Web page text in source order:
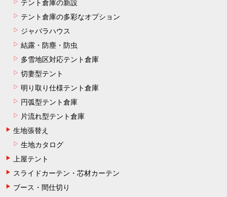
テント倉庫の新設
テント倉庫の多彩なオプション
ジャバラハウス
結露・防塵・防虫
多雪地区対応テント倉庫
切妻型テント
明り取り仕様テント倉庫
円弧型テント倉庫
片流れ型テント倉庫
生地張替え
生地カタログ
上屋テント
スライドカーテン・芯材カーテン
ブース・間仕切り